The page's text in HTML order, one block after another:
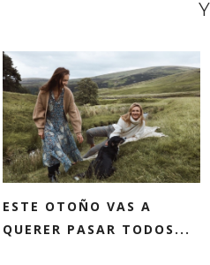
ESTE OTOÑO VAS A
QUERER PASAR TODOS...